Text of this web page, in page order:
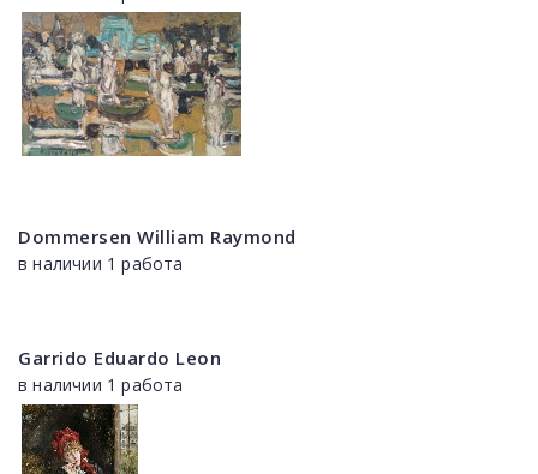
Dommersen William Raymond
в наличии 1 работа
Garrido Eduardo Leon
в наличии 1 работа